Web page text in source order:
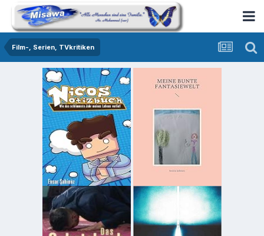
Film-, Serien, TVkritiken